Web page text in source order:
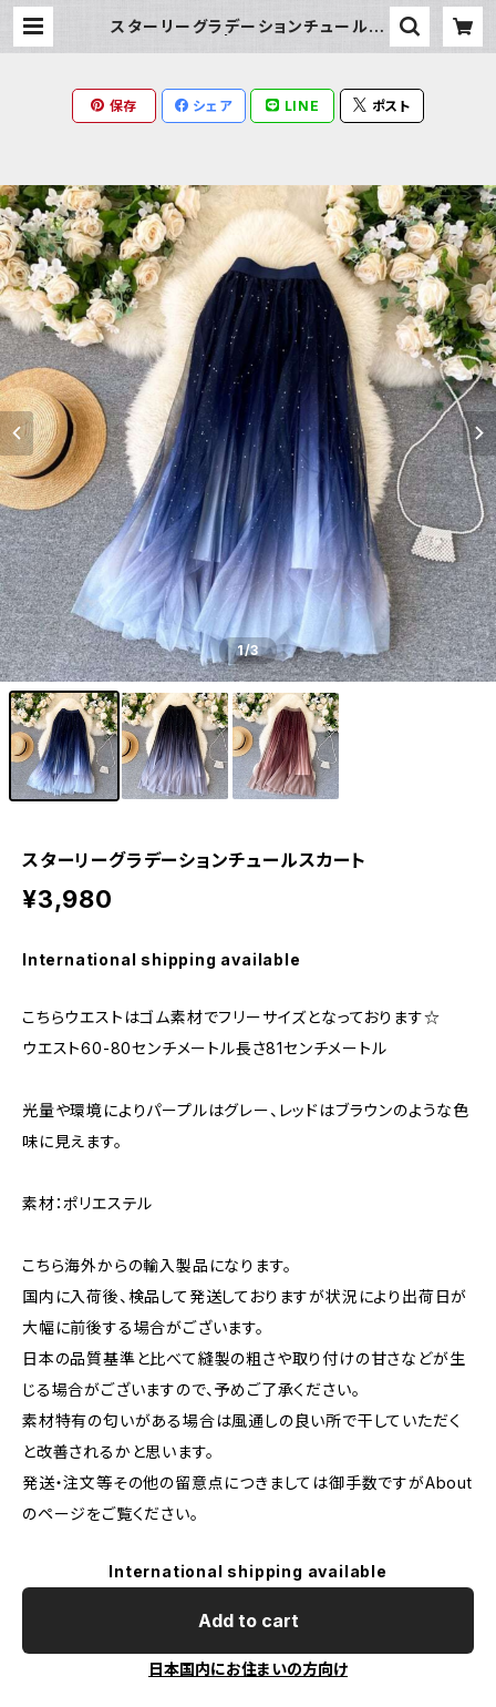
スターリーグラデーションチュールス
保存 シェア LINE ポスト
1/3
スターリーグラデーションチュールスカート
¥3,980
International shipping available
こちらウエストはゴム素材でフリーサイズとなっております☆
ウエスト60-80センチメートル長さ81センチメートル
光量や環境によりパープルはグレー、レッドはブラウンのような色
味に見えます。
素材：ポリエステル
こちら海外からの輸入製品になります。
国内に入荷後、検品して発送しておりますが状況により出荷日が
大幅に前後する場合がございます。
日本の品質基準と比べて縫製の粗さや取り付けの甘さなどが生
じる場合がございますので、予めご了承ください。
素材特有の匂いがある場合は風通しの良い所で干していただく
と改善されるかと思います。
発送・注文等その他の留意点につきましては御手数ですがAbout
のページをご覧ください。
International shipping available
Add to cart
日本国内にお住まいの方向け